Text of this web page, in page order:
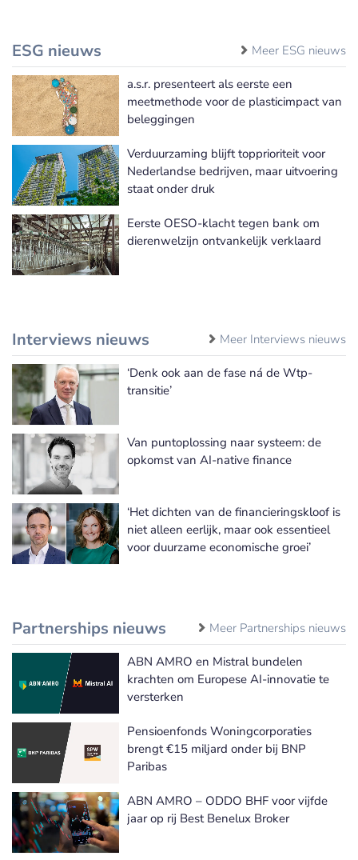
ESG nieuws Meer ESG nieuws
a.s.r. presenteert als eerste een
meetmethode voor de plasticimpact van
beleggingen
Verduurzaming blijft topprioriteit voor
Nederlandse bedrijven, maar uitvoering
staat onder druk
Eerste OESO-klacht tegen bank om
dierenwelzijn ontvankelijk verklaard
Interviews nieuws Meer Interviews nieuws
‘Denk ook aan de fase ná de Wtp-
transitie’
Van puntoplossing naar systeem: de
opkomst van AI-native finance
‘Het dichten van de financieringskloof is
niet alleen eerlijk, maar ook essentieel
voor duurzame economische groei’
Partnerships nieuws Meer Partnerships nieuws
ABN AMRO en Mistral bundelen
krachten om Europese AI-innovatie te
versterken
Pensioenfonds Woningcorporaties
brengt €15 miljard onder bij BNP
Paribas
ABN AMRO – ODDO BHF voor vijfde
jaar op rij Best Benelux Broker